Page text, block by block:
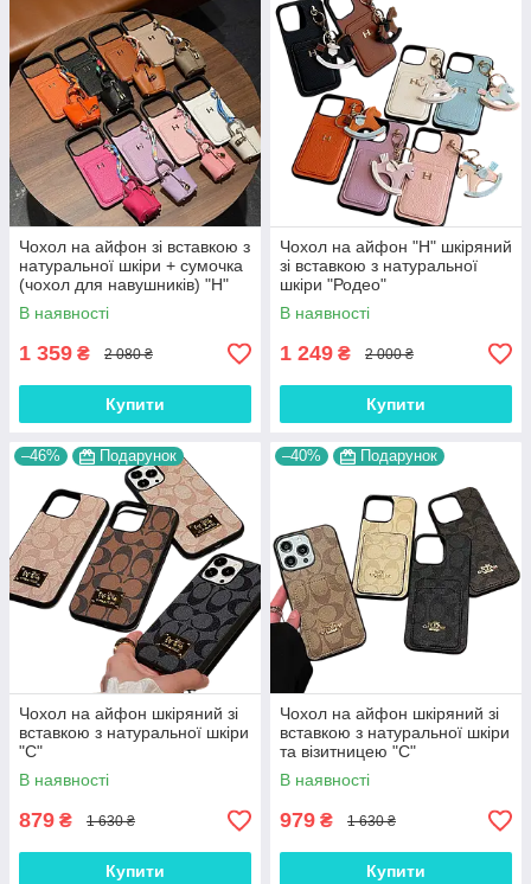
Чохол на айфон зі вставкою з
натуральної шкіри + сумочка
(чохол для навушників) "H"
В наявності
1 359 ₴ 2 080 ₴
Купити
Чохол на айфон "Н" шкіряний
зі вставкою з натуральної
шкіри "Родео"
В наявності
1 249 ₴ 2 000 ₴
Купити
–46% Подарунок
Чохол на айфон шкіряний зі
вставкою з натуральної шкіри
"С"
В наявності
879 ₴ 1 630 ₴
Купити
–40% Подарунок
Чохол на айфон шкіряний зі
вставкою з натуральної шкіри
та візитницею "С"
В наявності
979 ₴ 1 630 ₴
Купити